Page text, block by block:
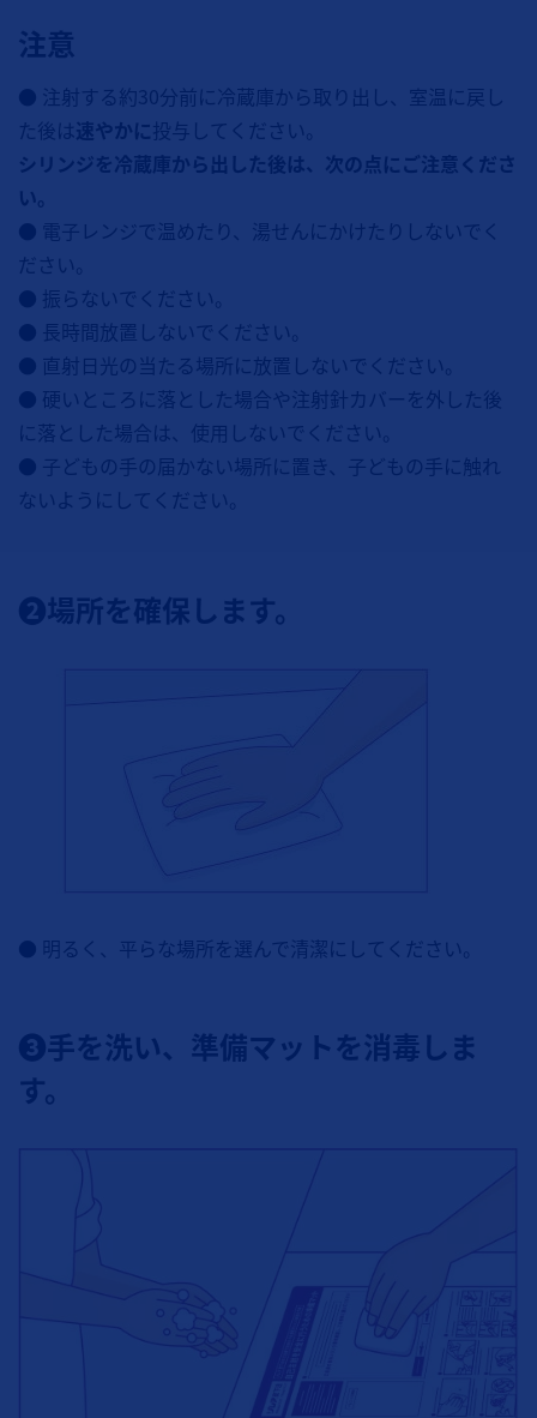
注意
● 注射する約30分前に冷蔵庫から取り出し、室温に戻し
た後は速やかに投与してください。
シリンジを冷蔵庫から出した後は、次の点にご注意くださ
い。
● 電子レンジで温めたり、湯せんにかけたりしないでく
ださい。
● 振らないでください。
● 長時間放置しないでください。
● 直射日光の当たる場所に放置しないでください。
● 硬いところに落とした場合や注射針カバーを外した後
に落とした場合は、使用しないでください。
● 子どもの手の届かない場所に置き、子どもの手に触れ
ないようにしてください。
❷場所を確保します。
● 明るく、平らな場所を選んで清潔にしてください。
❸手を洗い、準備マットを消毒しま
す。